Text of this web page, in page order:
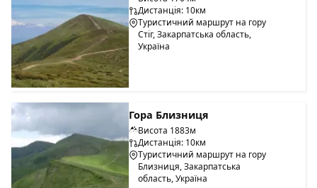
Дистанція: 10км
Туристичний маршрут на гору
Стіг, Закарпатська область,
Україна
Гора Близниця
Висота 1883м
Дистанція: 10км
Туристичний маршрут на гору
Близниця, Закарпатська
область, Україна